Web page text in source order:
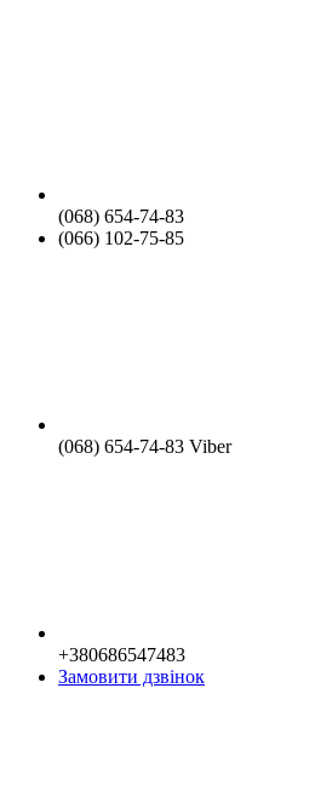
(068) 654-74-83
(066) 102-75-85
(068) 654-74-83 Viber
+380686547483
Замовити дзвінок